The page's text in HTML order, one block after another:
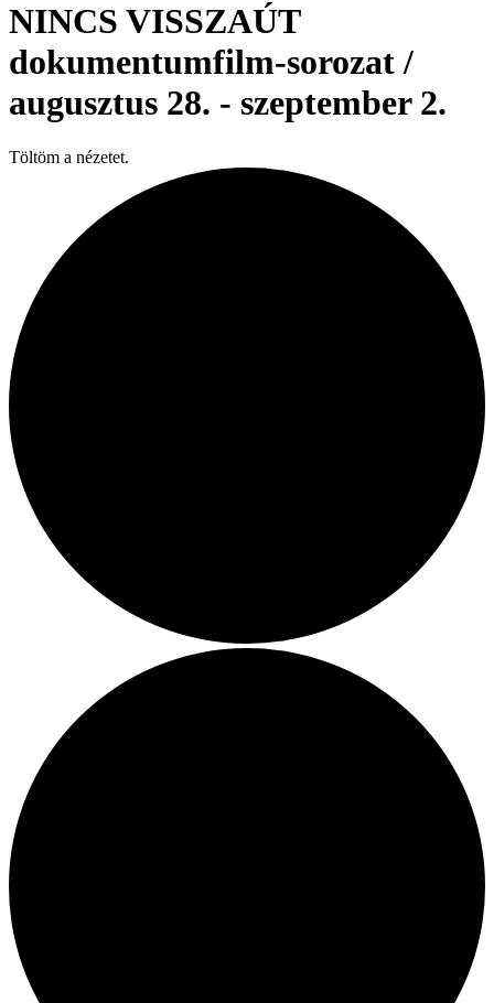
NINCS VISSZAÚT
dokumentumfilm-sorozat /
augusztus 28. - szeptember 2.
Töltöm a nézetet.